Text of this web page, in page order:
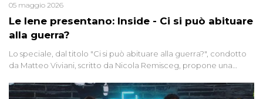
Le Iene presentano: Inside - Ci si può abituare
alla guerra?
05 maggio 2026
Lo speciale, dal titolo "Ci si può abituare alla guerra?", condotto
da Matteo Viviani, scritto da Nicola Remisceg, propone una
di settore - su quanto la guerra sia diventata una realtà pervasiva.